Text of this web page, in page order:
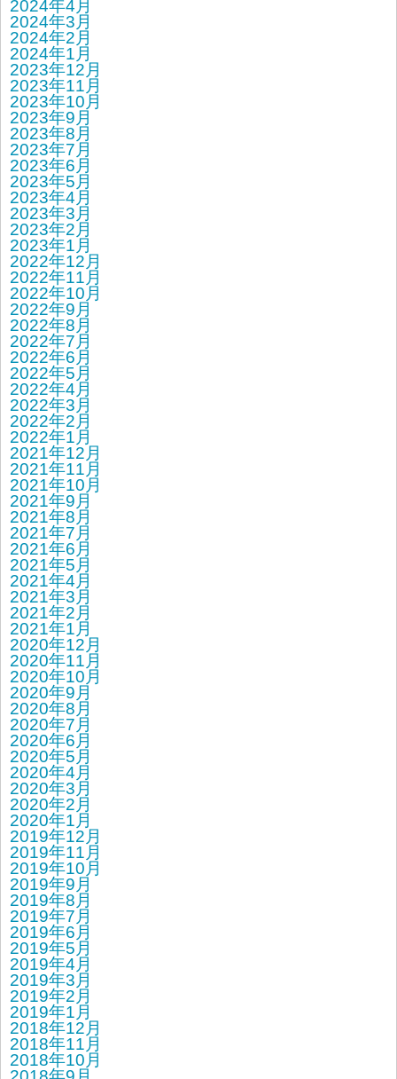
2024年4月
2024年3月
2024年2月
2024年1月
2023年12月
2023年11月
2023年10月
2023年9月
2023年8月
2023年7月
2023年6月
2023年5月
2023年4月
2023年3月
2023年2月
2023年1月
2022年12月
2022年11月
2022年10月
2022年9月
2022年8月
2022年7月
2022年6月
2022年5月
2022年4月
2022年3月
2022年2月
2022年1月
2021年12月
2021年11月
2021年10月
2021年9月
2021年8月
2021年7月
2021年6月
2021年5月
2021年4月
2021年3月
2021年2月
2021年1月
2020年12月
2020年11月
2020年10月
2020年9月
2020年8月
2020年7月
2020年6月
2020年5月
2020年4月
2020年3月
2020年2月
2020年1月
2019年12月
2019年11月
2019年10月
2019年9月
2019年8月
2019年7月
2019年6月
2019年5月
2019年4月
2019年3月
2019年2月
2019年1月
2018年12月
2018年11月
2018年10月